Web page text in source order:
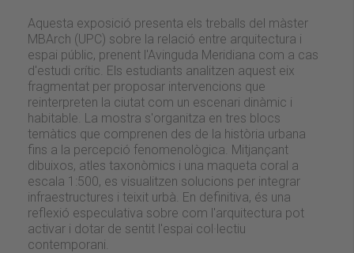
Aquesta exposició presenta els treballs del màster
MBArch (UPC) sobre la relació entre arquitectura i
espai públic, prenent l'Avinguda Meridiana com a cas
d'estudi crític. Els estudiants analitzen aquest eix
fragmentat per proposar intervencions que
reinterpreten la ciutat com un escenari dinàmic i
habitable. La mostra s'organitza en tres blocs
temàtics que comprenen des de la història urbana
fins a la percepció fenomenològica. Mitjançant
dibuixos, atles taxonòmics i una maqueta coral a
escala 1:500, es visualitzen solucions per integrar
infraestructures i teixit urbà. En definitiva, és una
reflexió especulativa sobre com l'arquitectura pot
activar i dotar de sentit l'espai col·lectiu
contemporani.